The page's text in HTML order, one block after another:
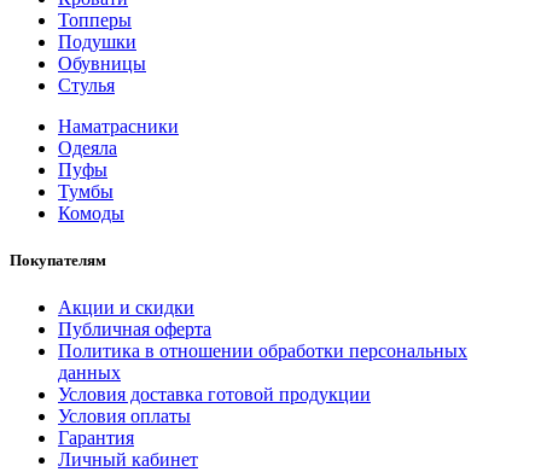
Топперы
Подушки
Обувницы
Стулья
Наматрасники
Одеяла
Пуфы
Тумбы
Комоды
Покупателям
Акции и скидки
Публичная оферта
Политика в отношении обработки персональных
данных
Условия доставка готовой продукции
Условия оплаты
Гарантия
Личный кабинет